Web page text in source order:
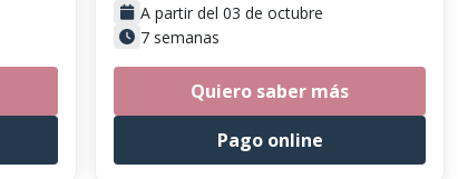
A partir del 03 de octubre
7 semanas
Quiero saber más
Pago online